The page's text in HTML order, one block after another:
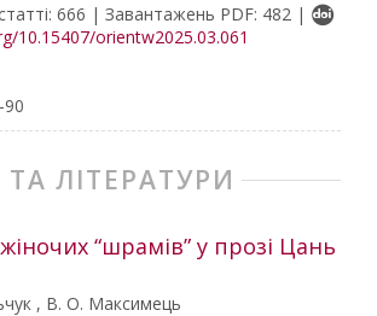
666 | Завантажень PDF: 482 |
10.15407/orientw2025.03.061
90
ЛІТЕРАТУРИ
“шрамів” у прозі Цань
, В. О. Максимець